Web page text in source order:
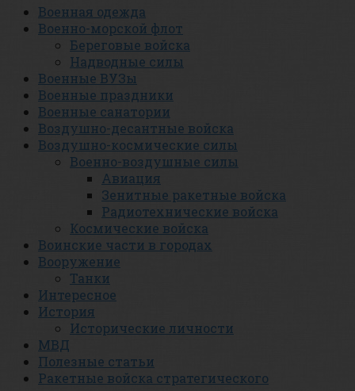
Военная одежда
Военно-морской флот
Береговые войска
Надводные силы
Военные ВУЗы
Военные праздники
Военные санатории
Воздушно-десантные войска
Воздушно-космические силы
Военно-воздушные силы
Авиация
Зенитные ракетные войска
Радиотехнические войска
Космические войска
Воинские части в городах
Вооружение
Танки
Интересное
История
Исторические личности
МВД
Полезные статьи
Ракетные войска стратегического